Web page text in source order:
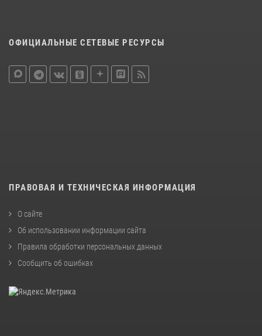
ОФИЦИАЛЬНЫЕ СЕТЕВЫЕ РЕСУРСЫ
ПРАВОВАЯ И ТЕХНИЧЕСКАЯ ИНФОРМАЦИЯ
О сайте
Об использовании информации сайта
Правила обработки персональных данных
Сообщить об ошибках